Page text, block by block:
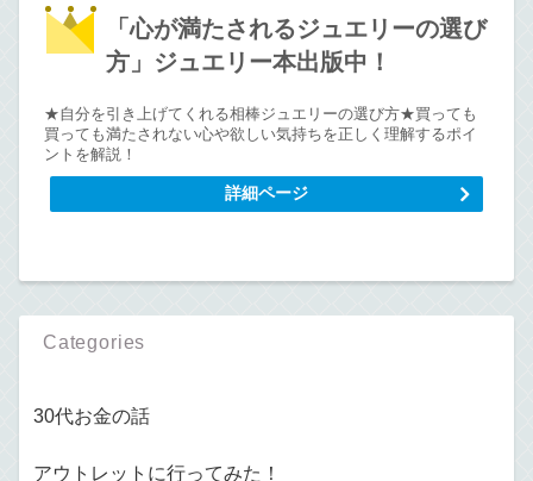
「心が満たされるジュエリーの選び
方」ジュエリー本出版中！
★自分を引き上げてくれる相棒ジュエリーの選び方★買っても
買っても満たされない心や欲しい気持ちを正しく理解するポイ
ントを解説！
詳細ページ
Categories
30代お金の話
アウトレットに行ってみた！